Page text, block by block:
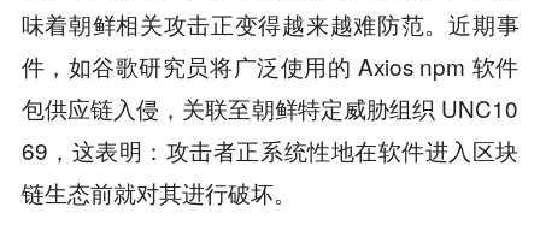
味着朝鲜相关攻击正变得越来越难防范。近期事
件，如谷歌研究员将广泛使用的 Axios npm 软件
包供应链入侵，关联至朝鲜特定威胁组织 UNC10
69，这表明：攻击者正系统性地在软件进入区块
链生态前就对其进行破坏。